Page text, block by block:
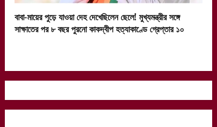
বাবা-মায়ের পুড়ে যাওয়া দেহ দেখেছিলেন ছেলে! মুখ্যমন্ত্রীর সঙ্গে
সাক্ষাতের পর ৮ বছর পুরনো কাকদ্বীপ হত্যাকাণ্ডে গ্রেপ্তার ১০